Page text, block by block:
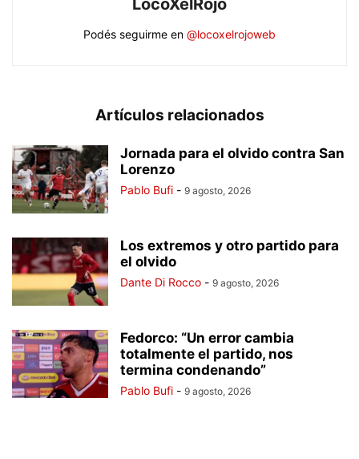
LocoXelRojo
Podés seguirme en @locoxelrojoweb
Artículos relacionados
Jornada para el olvido contra San
Lorenzo
Pablo Bufi - 9 agosto, 2026
Los extremos y otro partido para
el olvido
Dante Di Rocco - 9 agosto, 2026
Fedorco: “Un error cambia
totalmente el partido, nos
termina condenando”
Pablo Bufi - 9 agosto, 2026